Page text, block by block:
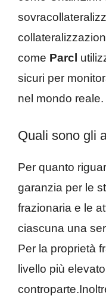
come Parcl
sicuri per
nel mondo reale.
Quali sono gli
Per quanto
garanzia per le
frazionaria e le
ciascuna una
Per la proprietà
livello più